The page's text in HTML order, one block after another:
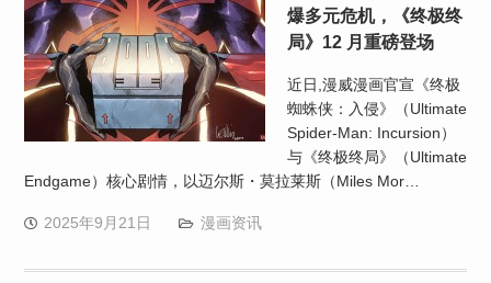
爆多元危机，《终极终
局》12 月重磅登场
近日,漫威漫画官宣《终极
蜘蛛侠：入侵》（Ultimate
Spider-Man: Incursion）
与《终极终局》（Ultimate
Endgame）核心剧情，以迈尔斯・莫拉莱斯（Miles Mor…
2025年9月21日 漫画资讯